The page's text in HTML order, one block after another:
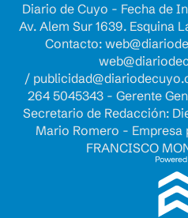
Diario de Cuyo - Fecha de
Av. Alem Sur 1639. Esquina
Contacto:
/
264 5045343 - Gerente
Secretario de Redacción:
Mario Romero -
FRANCISCO